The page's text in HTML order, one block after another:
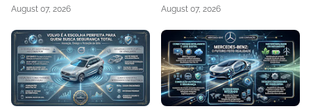
August 07, 2026 August 07, 2026